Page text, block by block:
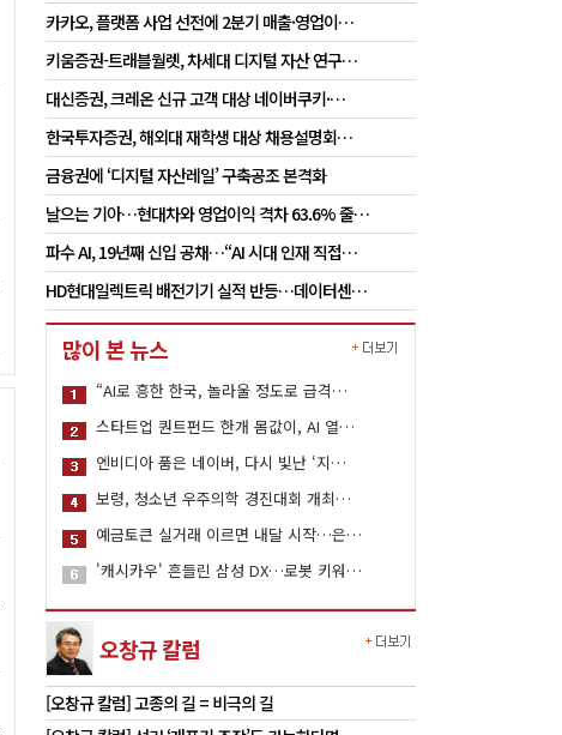
카카오, 플랫폼 사업 선전에 2분기 매출·영업이…
키움증권-트래블월렛, 차세대 디지털 자산 연구…
대신증권, 크레온 신규 고객 대상 네이버쿠키·…
한국투자증권, 해외대 재학생 대상 채용설명회…
금융권에 ‘디지털 자산레일’ 구축공조 본격화
날으는 기아…현대차와 영업이익 격차 63.6% 줄…
파수 AI, 19년째 신입 공채…“AI 시대 인재 직접…
HD현대일렉트릭 배전기기 실적 반등…데이터센…
많이 본 뉴스
“AI로 흥한 한국, 놀라울 정도로 급격…
스타트업 퀀트펀드 한개 몸값이, AI 열…
엔비디아 품은 네이버, 다시 빛난 ‘지…
보령, 청소년 우주의학 경진대회 개최…
예금토큰 실거래 이르면 내달 시작…은…
'캐시카우' 흔들린 삼성 DX…로봇 키워…
오창규 칼럼
[오창규 칼럼] 고종의 길 = 비극의 길